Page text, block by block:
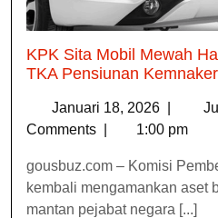
KPK Sita Mobil Mewah
TKA Pensiunan Kemnaker
Januari 18, 2026
Comments
1:00 pm
gousbuz.com – Komisi
kembali mengamankan aset
mantan pejabat negara [...]